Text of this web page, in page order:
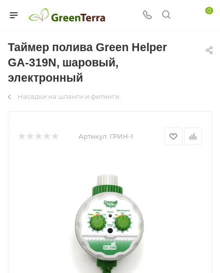
0
Таймер полива Green Helper
GA-319N, шаровый,
электронный
Насадки на шланги и фитинги.
Артикул: ГРИН-1